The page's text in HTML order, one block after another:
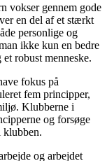
vokser gennem gode
en del af et stærkt
personlige og
ikke kun en bedre
robust menneske.
fokus på
fem principper,
Klubberne i
og forsøge
klubben.
og arbejdet